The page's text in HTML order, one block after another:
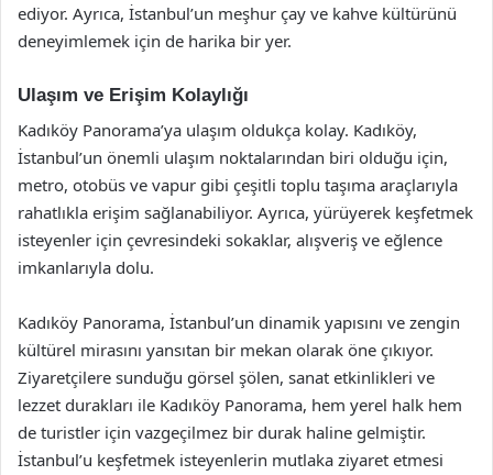
ediyor. Ayrıca, İstanbul’un meşhur çay ve kahve kültürünü
deneyimlemek için de harika bir yer.
Ulaşım ve Erişim Kolaylığı
Kadıköy Panorama’ya ulaşım oldukça kolay. Kadıköy,
İstanbul’un önemli ulaşım noktalarından biri olduğu için,
metro, otobüs ve vapur gibi çeşitli toplu taşıma araçlarıyla
rahatlıkla erişim sağlanabiliyor. Ayrıca, yürüyerek keşfetmek
isteyenler için çevresindeki sokaklar, alışveriş ve eğlence
imkanlarıyla dolu.
Kadıköy Panorama, İstanbul’un dinamik yapısını ve zengin
kültürel mirasını yansıtan bir mekan olarak öne çıkıyor.
Ziyaretçilere sunduğu görsel şölen, sanat etkinlikleri ve
lezzet durakları ile Kadıköy Panorama, hem yerel halk hem
de turistler için vazgeçilmez bir durak haline gelmiştir.
İstanbul’u keşfetmek isteyenlerin mutlaka ziyaret etmesi